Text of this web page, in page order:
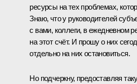
ресурсы на тех проблемах,
Знаю, что у руководителей
с вами, коллеги, в ежедневном
на этот счёт. И прошу о них
отдельно на них остановиться.
Но подчеркну, предоставляя